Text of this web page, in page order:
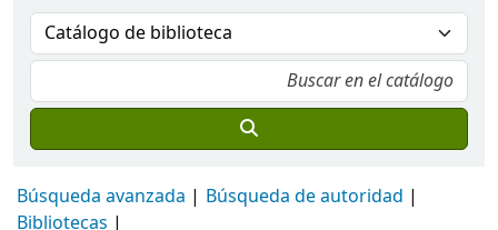
Búsqueda avanzada
Búsqueda de autoridad
Bibliotecas